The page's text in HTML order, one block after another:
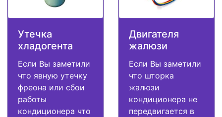
Утечка
хладогента
Если Вы заметили
что явную утечку
фреона или сбои
работы
кондиционера что
Двигателя
жалюзи
Если Вы заметили
что шторка
жалюзи
кондиционера не
передвигается в